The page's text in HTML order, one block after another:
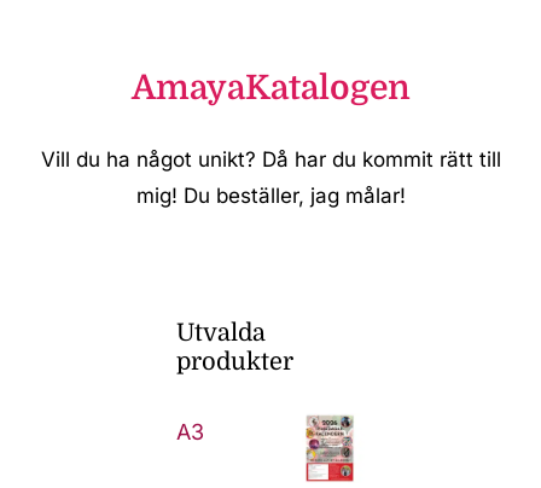
AmayaKatalogen
Vill du ha något unikt? Då har du kommit rätt till
mig! Du beställer, jag målar!
Utvalda
produkter
A3